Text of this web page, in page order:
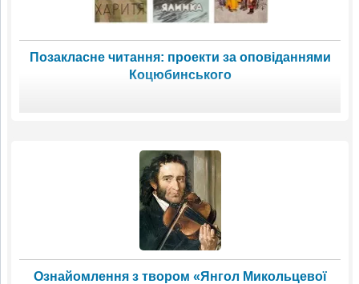
Позакласне читання: проекти за оповіданнями
Коцюбинського
Ознайомлення з твором «Янгол Микольцевої